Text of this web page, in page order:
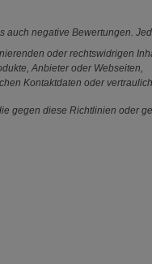
auch negative Bewertungen.
oder rechtswidrigen
Anbieter oder Webseiten,
Kontaktdaten oder
gegen diese Richtlinien oder